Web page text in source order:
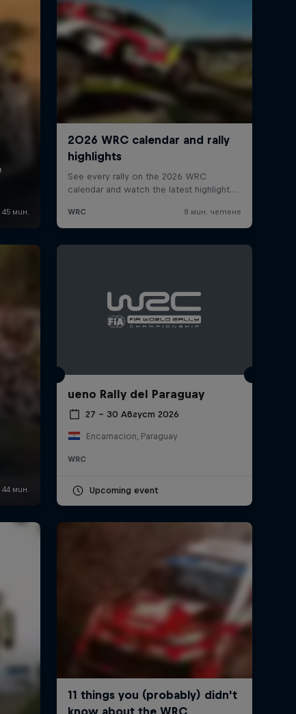
ueno Rally del Paraguay
27 – 30 Август 2026
Encarnacion, Paraguay
WRC
Upcoming event